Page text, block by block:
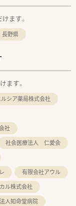
ます。
長野県
ます。
シア薬局株式会社
社
社会医療法人 仁愛会
有限会社アウル
ル株式会社
人知命堂病院